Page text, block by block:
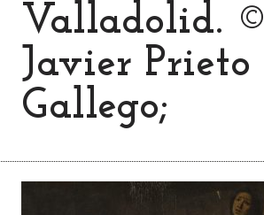
Valladolid. ©
Javier Prieto
Gallego;